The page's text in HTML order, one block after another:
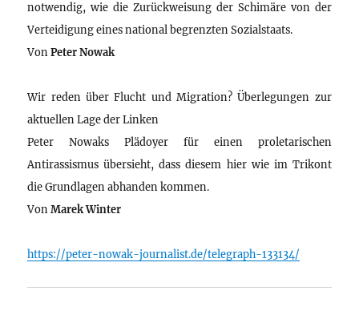
notwendig, wie die Zurückweisung der Schimäre von der
Verteidigung eines national begrenzten Sozialstaats.
VonPeter Nowak
Wir reden über Flucht und Migration? Überlegungen zur
aktuellen Lage der Linken
Peter Nowaks Plädoyer für einen proletarischen
Antirassismus übersieht, dass diesem hier wie im Trikont
die Grundlagen abhanden kommen.
VonMarek Winter
https://peter-nowak-journalist.de/telegraph-133134/